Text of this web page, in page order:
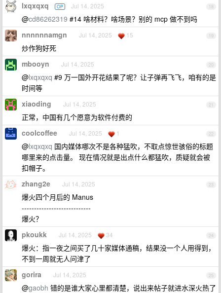
18
lxqxqxq OP Jul 14, 2025
@cd86262319 #14 啥材料？啥场景？别的 mcp 做不到吗
19
nnnnnnamgn Jul 14, 2025 15
炒作狗好死
20
mbooyn Jul 14, 2025
@lxqxqxq #9 万一国外开花结果了呢？让子弹再飞飞，咱有的是
时间等
21
xiaoding Jul 14, 2025
正常，中国有几个愿意为软件付费的
22
coolcoffee Jul 14, 2025 1
@lxqxqxq 国内媒体哪次不是各种猛吹，不取点惊世骇俗的标题
哪里来的点击量。 现在情况就是出点什么都猛吹，质疑就会被
扣帽子。
23
zhang2e Jul 14, 2025
爆火四个月后的 Manus
----------------------------
爆火？
24
pkoukk Jul 14, 2025 34
爆火：指一夜之间买了几十家媒体通稿，结果没一个人用得到，
不到一周就无人问津了
25
gorira Jul 14, 2025
@gaobh 错的是谁大家心里都清楚，说出来帖子就进水深火热了